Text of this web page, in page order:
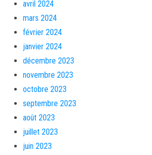
avril 2024
mars 2024
février 2024
janvier 2024
décembre 2023
novembre 2023
octobre 2023
septembre 2023
août 2023
juillet 2023
juin 2023